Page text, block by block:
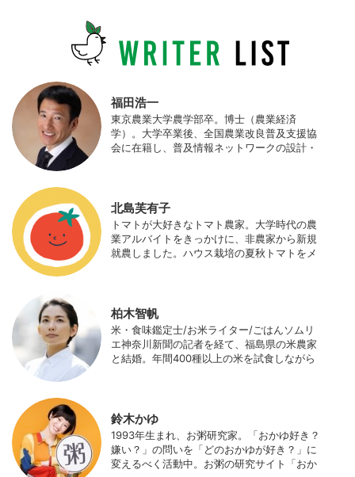
福田浩一
東京農業大学農学部卒。博士（農業経済
学）。大学卒業後、全国農業改良普及支援協
会に在籍し、普及情報ネットワークの設計・
の実証試験や農産物輸出などに関わった。主
にスマート農業の実証試験やコンサルなどに
携わっている。 HP：http://www.ijas.co.jp/
北島芙有子
トマトが大好きなトマト農家。大学時代の農
業アルバイトをきっかけに、非農家から新規
就農しました。ハウス栽培の夏秋トマトをメ
柏木智帆
米・食味鑑定士/お米ライター/ごはんソムリ
エ神奈川新聞の記者を経て、福島県の米農家
と結婚。年間400種以上の米を試食しながら
食事やお弁当づくりを通して、食育にも目を
向けている。プロフィール写真 ©杉山晃造
鈴木かゆ
1993年生まれ、お粥研究家。「おかゆ好き？
嫌い？」の問いを「どのおかゆが好き？」に
変えるべく活動中。お粥の研究サイト「おか